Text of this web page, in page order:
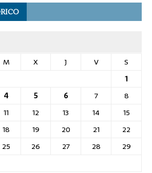
M X J V
S
1
4 5 6 7
8
11 12 13 14
15
18 19 20 21
22
25 26 27 28
29